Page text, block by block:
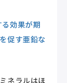
効果が期
促す亜鉛な
ネラルはほ